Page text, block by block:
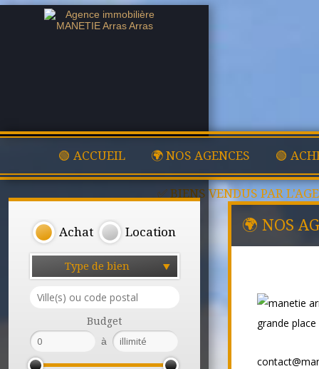
🟢 ACCUEIL 🌍 NOS AGENCES 🟢
✅ BIENS VENDUS PAR
Achat Location
Type de bien
Budget
à
🌍 NOS